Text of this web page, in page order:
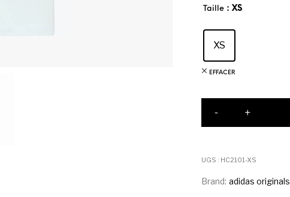
Taille : XS
XS
EFFACER
-
+
UGS : HC2101-XS
Brand: adidas originals